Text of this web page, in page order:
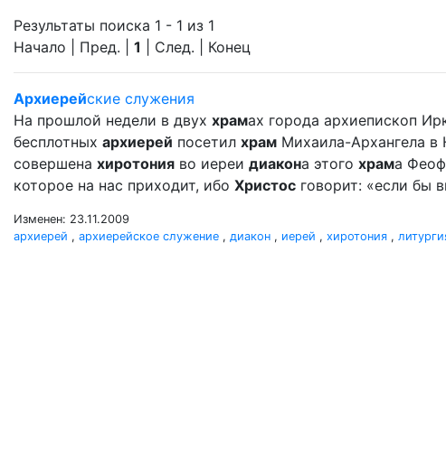
Результаты поиска 1 - 1 из 1
Начало | Пред. | 1 | След. | Конец
Архиерейские служения
На прошлой недели в двух храмах города архиепископ
бесплотных архиерей посетил храм Михаила-Архангела
совершена хиротония во иереи диакона этого храма
которое на нас приходит, ибо Христос говорит: «если бы
Изменен: 23.11.2009
архиерей , архиерейское служение , диакон , иерей , хиротония ,